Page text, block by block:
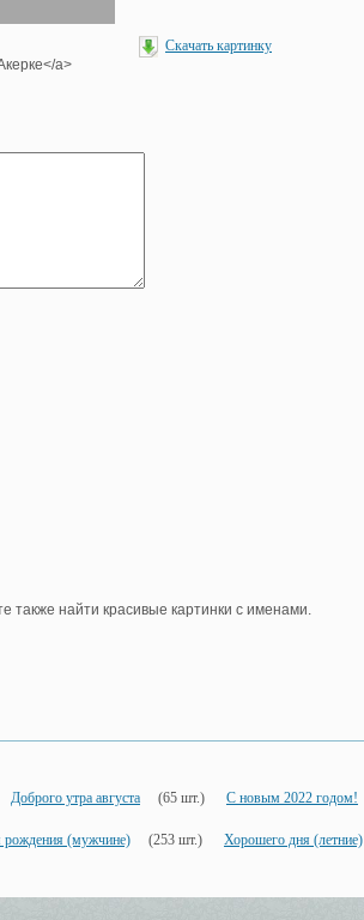
a>
Скачать картинку
также найти красивые картинки с именами.
Доброго утра августа (65 шт.) С новым 2022 годом!
рождения (мужчине) (253 шт.) Хорошего дня (летние)